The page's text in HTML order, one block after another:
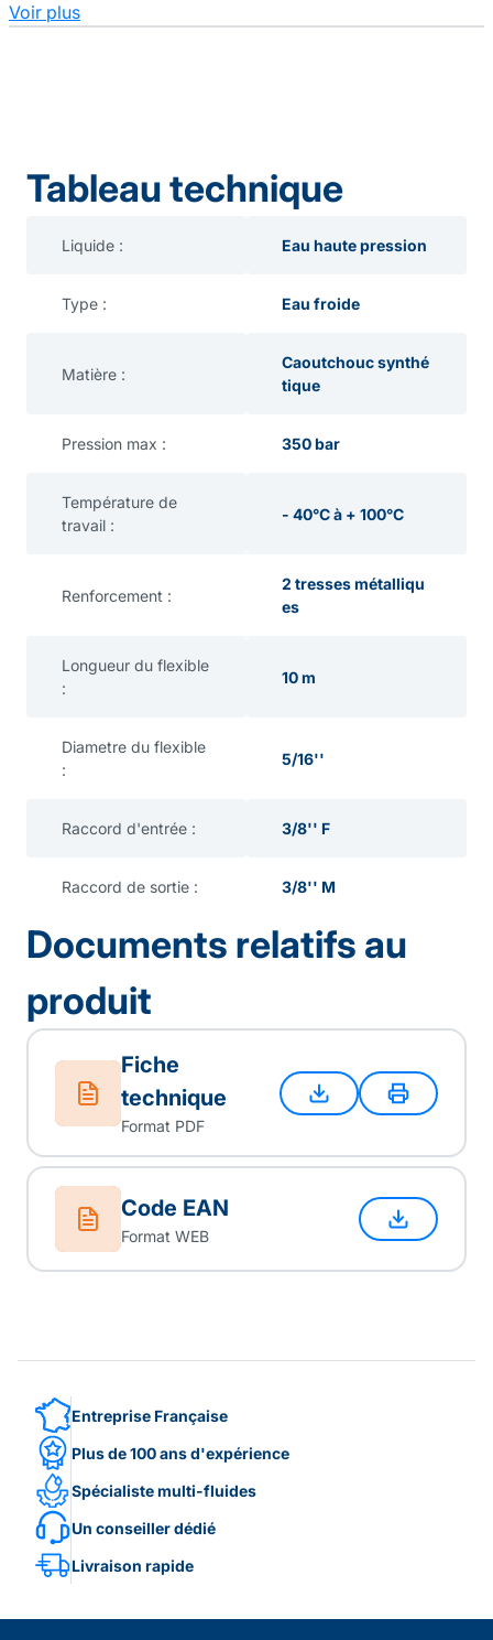
Voir plus
Tableau technique
Liquide : Eau haute pression
Type : Eau froide
Matière :
Caoutchouc synthé
tique
Pression max : 350 bar
Température de
travail :
- 40°C à + 100°C
Renforcement :
2 tresses métalliqu
es
Longueur du flexible
:
10 m
Diametre du flexible
:
5/16''
Raccord d'entrée : 3/8'' F
Raccord de sortie : 3/8'' M
Documents relatifs au
produit
Fiche
technique
Format PDF
Code EAN
Format WEB
Entreprise Française
Plus de 100 ans d'expérience
Spécialiste multi-fluides
Un conseiller dédié
Livraison rapide